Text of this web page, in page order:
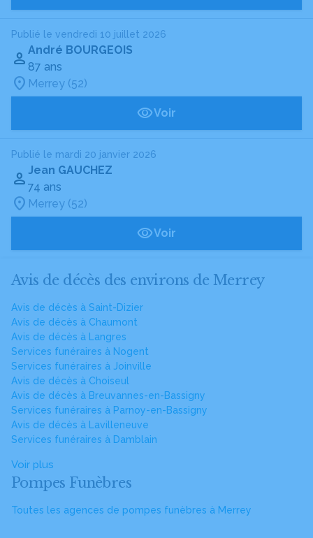
Publié le vendredi 10 juillet 2026
André BOURGEOIS
87 ans
Merrey (52)
Voir
Publié le mardi 20 janvier 2026
Jean GAUCHEZ
74 ans
Merrey (52)
Voir
Avis de décès des environs de Merrey
Avis de décès à Saint-Dizier
Avis de décès à Chaumont
Avis de décès à Langres
Services funéraires à Nogent
Services funéraires à Joinville
Avis de décès à Choiseul
Avis de décès à Breuvannes-en-Bassigny
Services funéraires à Parnoy-en-Bassigny
Avis de décès à Lavilleneuve
Services funéraires à Damblain
Voir plus
Pompes Funèbres
Toutes les agences de pompes funèbres à Merrey